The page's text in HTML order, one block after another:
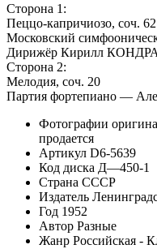
Сторона 1:
Пеццо-капричиозо, соч. 62
Московский
Дирижёр Кирилл
Сторона 2:
Мелодия, соч. 20
Партия фортепиано —
Фотографии
продается
Артикул D6-5639
Код диска Д—450-1
Страна СССР
Издатель
Год 1952
Автор Разные
Жанр Российская -